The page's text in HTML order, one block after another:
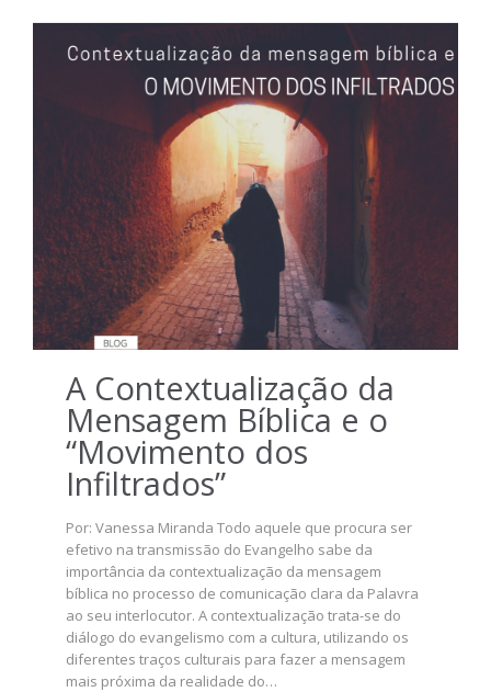
A Contextualização da
Mensagem Bíblica e o
“Movimento dos
Infiltrados”
Por: Vanessa Miranda Todo aquele que procura ser
efetivo na transmissão do Evangelho sabe da
importância da contextualização da mensagem
bíblica no processo de comunicação clara da Palavra
ao seu interlocutor. A contextualização trata-se do
diálogo do evangelismo com a cultura, utilizando os
diferentes traços culturais para fazer a mensagem
mais próxima da realidade do…